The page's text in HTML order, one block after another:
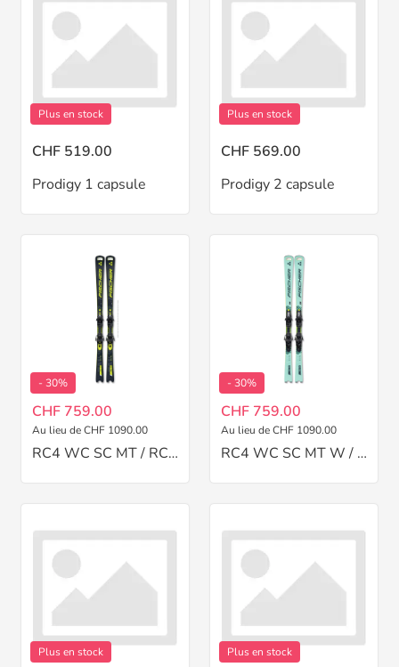
Plus en stock
CHF 519.00
Prodigy 1 capsule
Plus en stock
CHF 569.00
Prodigy 2 capsule
- 30%
CHF 759.00
Au lieu de CHF 1090.00
RC4 WC SC MT / RC4 12
- 30%
CHF 759.00
Au lieu de CHF 1090.00
RC4 WC SC MT W / RC4 12
Plus en stock Plus en stock